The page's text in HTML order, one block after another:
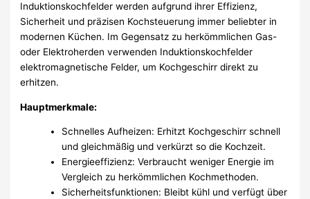
Induktionskochfelder werden aufgrund ihrer Effizienz,
Sicherheit und präzisen Kochsteuerung immer beliebter in
modernen Küchen. Im Gegensatz zu herkömmlichen Gas-
oder Elektroherden verwenden Induktionskochfelder
elektromagnetische Felder, um Kochgeschirr direkt zu
erhitzen.
Hauptmerkmale:
Schnelles Aufheizen: Erhitzt Kochgeschirr schnell
und gleichmäßig und verkürzt so die Kochzeit.
Energieeffizienz: Verbraucht weniger Energie im
Vergleich zu herkömmlichen Kochmethoden.
Sicherheitsfunktionen: Bleibt kühl und verfügt über